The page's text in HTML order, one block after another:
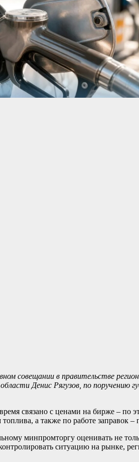
совещании в правительстве
Денис Рягузов, по
связано с ценами на бирже – по
а также по работе заправок –
минпромторгу оценивать не
ситуацию на рынке,